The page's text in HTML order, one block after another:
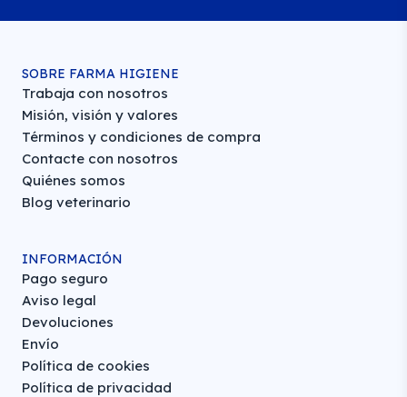
SOBRE FARMA HIGIENE
Trabaja con nosotros
Misión, visión y valores
Términos y condiciones de compra
Contacte con nosotros
Quiénes somos
Blog veterinario
INFORMACIÓN
Pago seguro
Aviso legal
Devoluciones
Envío
Política de cookies
Política de privacidad